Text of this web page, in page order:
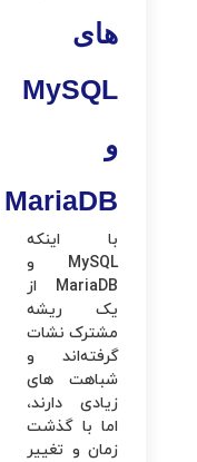
های
MySQL
و
MariaDB
با اینکه
MySQL و
MariaDB از
یک ریشه
مشترک نشات
گرفته‌اند و
شباهت های
زیادی دارند،
اما با گذشت
زمان و تغییر